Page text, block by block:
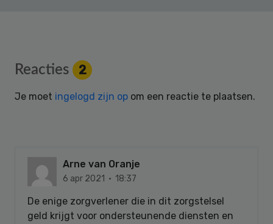
Reader
Interactions
Reacties 2
Je moet ingelogd zijn op om een reactie te plaatsen.
Arne van Oranje
6 apr 2021 · 18:37
De enige zorgverlener die in dit zorgstelsel
geld krijgt voor ondersteunende diensten en